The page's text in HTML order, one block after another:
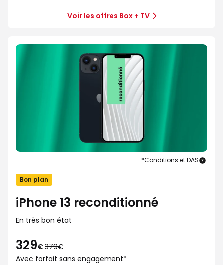
Voir les offres Box + TV
*Conditions et DAS
Bon plan
iPhone 13 reconditionné
En très bon état
329€au
lieu
de
379€
Avec forfait sans engagement*